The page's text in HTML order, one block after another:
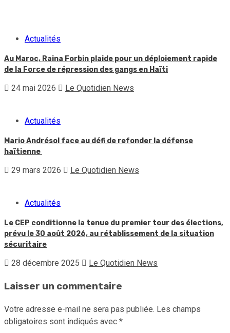
Actualités
Au Maroc, Raina Forbin plaide pour un déploiement rapide
de la Force de répression des gangs en Haïti
24 mai 2026 Le Quotidien News
Actualités
Mario Andrésol face au défi de refonder la défense
haïtienne
29 mars 2026 Le Quotidien News
Actualités
Le CEP conditionne la tenue du premier tour des élections,
prévu le 30 août 2026, au rétablissement de la situation
sécuritaire
28 décembre 2025 Le Quotidien News
Laisser un commentaire
Votre adresse e-mail ne sera pas publiée. Les champs
obligatoires sont indiqués avec *